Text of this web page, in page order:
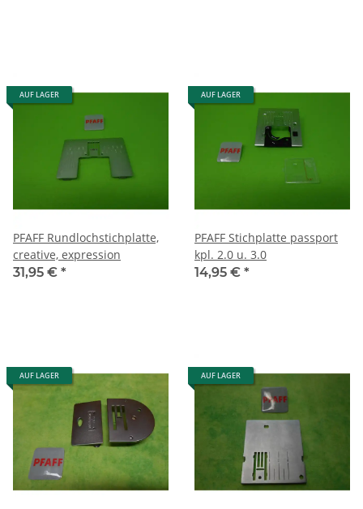
AUF LAGER
PFAFF Rundlochstichplatte,
creative, expression
31,95 € *
AUF LAGER
PFAFF Stichplatte passport
kpl. 2.0 u. 3.0
14,95 € *
AUF LAGER AUF LAGER